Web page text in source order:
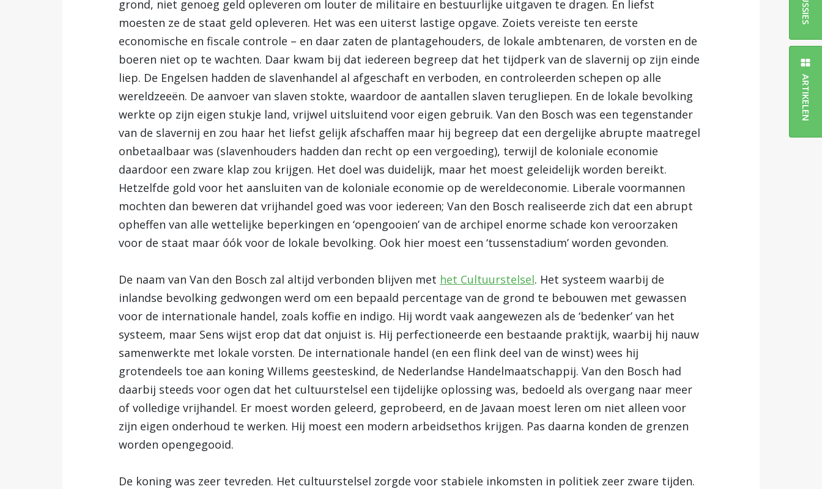
grond, niet genoeg geld opleveren om louter de militaire en bestuurlijke uitgaven te dragen. En liefst
moesten ze de staat geld opleveren. Het was een uiterst lastige opgave. Zoiets vereiste ten eerste
economische en fiscale controle – en daar zaten de plantagehouders, de lokale ambtenaren, de vorsten en de
boeren niet op te wachten. Daar kwam bij dat iedereen begreep dat het tijdperk van de slavernij op zijn einde
liep. De Engelsen hadden de slavenhandel al afgeschaft en verboden, en controleerden schepen op alle
wereldzeeën. De aanvoer van slaven stokte, waardoor de aantallen slaven terugliepen. En de lokale bevolking
werkte op zijn eigen stukje land, vrijwel uitsluitend voor eigen gebruik. Van den Bosch was een tegenstander
van de slavernij en zou haar het liefst gelijk afschaffen maar hij begreep dat een dergelijke abrupte maatregel
onbetaalbaar was (slavenhouders hadden dan recht op een vergoeding), terwijl de koloniale economie
daardoor een zware klap zou krijgen. Het doel was duidelijk, maar het moest geleidelijk worden bereikt.
Hetzelfde gold voor het aansluiten van de koloniale economie op de wereldeconomie. Liberale voormannen
mochten dan beweren dat vrijhandel goed was voor iedereen; Van den Bosch realiseerde zich dat een abrupt
opheffen van alle wettelijke beperkingen en ‘opengooien’ van de archipel enorme schade kon veroorzaken
voor de staat maar óók voor de lokale bevolking. Ook hier moest een ‘tussenstadium’ worden gevonden.
De naam van Van den Bosch zal altijd verbonden blijven met het Cultuurstelsel. Het systeem waarbij de
inlandse bevolking gedwongen werd om een bepaald percentage van de grond te bebouwen met gewassen
voor de internationale handel, zoals koffie en indigo. Hij wordt vaak aangewezen als de ‘bedenker’ van het
systeem, maar Sens wijst erop dat dat onjuist is. Hij perfectioneerde een bestaande praktijk, waarbij hij nauw
samenwerkte met lokale vorsten. De internationale handel (en een flink deel van de winst) wees hij
grotendeels toe aan koning Willems geesteskind, de Nederlandse Handelmaatschappij. Van den Bosch had
daarbij steeds voor ogen dat het cultuurstelsel een tijdelijke oplossing was, bedoeld als overgang naar meer
of volledige vrijhandel. Er moest worden geleerd, geprobeerd, en de Javaan moest leren om niet alleen voor
zijn eigen onderhoud te werken. Hij moest een modern arbeidsethos krijgen. Pas daarna konden de grenzen
worden opengegooid.
De koning was zeer tevreden. Het cultuurstelsel zorgde voor stabiele inkomsten in politiek zeer zware tijden.
ARTIKELEN